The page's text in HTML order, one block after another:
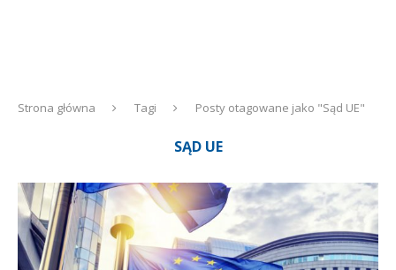
Strona główna Tagi Posty otagowane jako "Sąd UE"
SĄD UE